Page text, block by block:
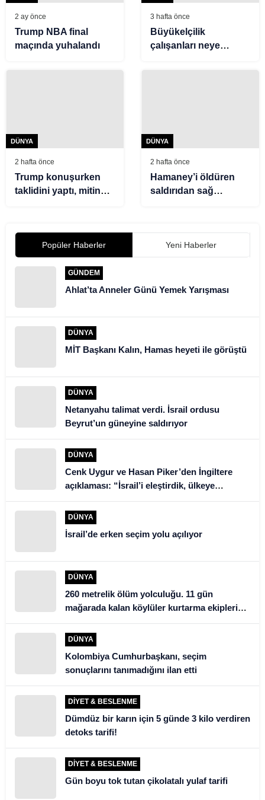
2 ay önce
Trump NBA final
maçında yuhalandı
3 hafta önce
Büyükelçilik
çalışanları neye
DÜNYA
2 hafta önce
Trump konuşurken
taklidini yaptı, mitinge
DÜNYA
2 hafta önce
Hamaney’i öldüren
saldırıdan sağ
Popüler Haberler Yeni Haberler
GÜNDEM
Ahlat’ta Anneler Günü Yemek Yarışması
DÜNYA
MİT Başkanı Kalın, Hamas heyeti ile görüştü
DÜNYA
Netanyahu talimat verdi. İsrail ordusu
Beyrut’un güneyine saldırıyor
DÜNYA
Cenk Uygur ve Hasan Piker’den İngiltere
açıklaması: “İsrail’i eleştirdik, ülkeye
alınmadık”
DÜNYA
İsrail’de erken seçim yolu açılıyor
DÜNYA
260 metrelik ölüm yolculuğu. 11 gün
mağarada kalan köylüler kurtarma ekiplerini
şoke etti
DÜNYA
Kolombiya Cumhurbaşkanı, seçim
sonuçlarını tanımadığını ilan etti
DIYET & BESLENME
Dümdüz bir karın için 5 günde 3 kilo verdiren
detoks tarifi!
DIYET & BESLENME
Gün boyu tok tutan çikolatalı yulaf tarifi